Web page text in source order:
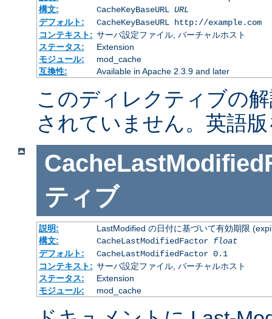
構文:
CacheKeyBaseURL URL
デフォルト:
CacheKeyBaseURL http://example.com
コンテキスト: サーバ設定ファイル, バーチャルホスト
ステータス:
Extension
モジュール:
mod_cache
互換性:
Available in Apache 2.3.9 and later
このディレクティブの
されていません。英語
ティブ
説明:
LastModified の日付に基づいて有効期限
構文:
CacheLastModifiedFactor float
デフォルト:
CacheLastModifiedFactor 0.1
コンテキスト: サーバ設定ファイル, バーチャルホスト
ステータス:
Extension
モジュール:
mod_cache